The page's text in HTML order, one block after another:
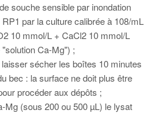
souche sensible par inondation
par la culture calibrée à 108/mL
10 mmol/L + CaCl2 10 mmol/L
Ca-Mg") ;
sécher les boîtes 10 minutes
bec : la surface ne doit plus être
procéder aux dépôts ;
Mg (sous 200 ou 500 µL) le lysat